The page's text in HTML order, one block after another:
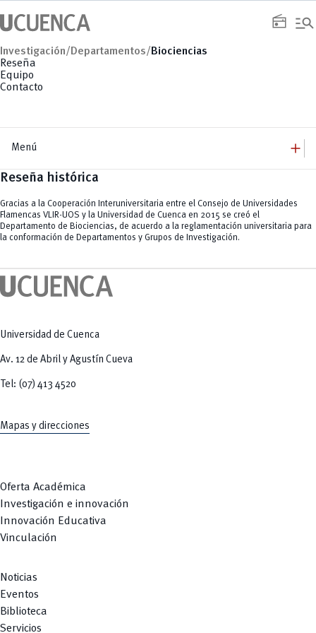
al
contenido
radio manage_search
Investigación/ Departamentos/ Biociencias
Reseña
Equipo
Contacto
Menú add
Investigación
add
Equipo
Sistema PURE
remove
Departamentos
add
Biociencias
Ciencias de la Computación
Ingeniería Eléctrica, Electrónica y Telecomunicaciones
Interdisciplinario de Espacio y Población
Convocatorias
add
Comunicación de la Ciencia
add
Webinars
Videos
Programa de Mentoría para Mujeres Científicas PROMEMCI
remove
Innovación
add
CEISH
remove
Reseña histórica
Gracias a la Cooperación Interuniversitaria entre el Consejo de Universidades
Flamencas VLIR-UOS y la Universidad de Cuenca en 2015 se creó el
Departamento de Biociencias, de acuerdo a la reglamentación universitaria para
la conformación de Departamentos y Grupos de Investigación.
Universidad de Cuenca
Av. 12 de Abril y Agustín Cueva
Tel: (07) 413 4520
Mapas y direcciones
Oferta Académica
Investigación e innovación
Innovación Educativa
Vinculación
Noticias
Eventos
Biblioteca
Servicios